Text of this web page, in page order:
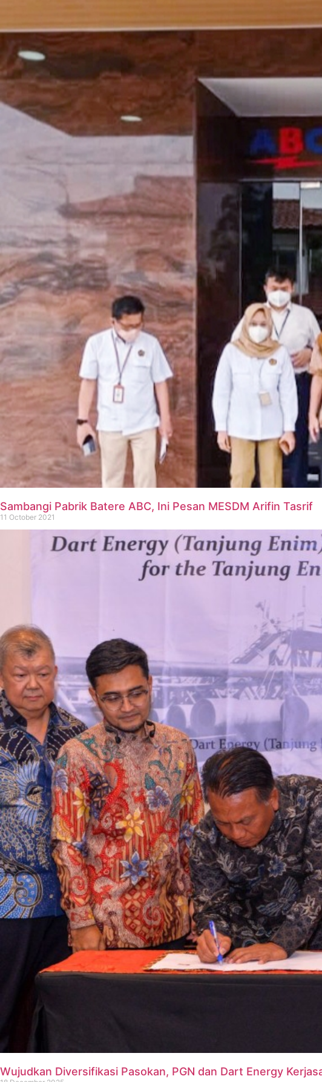
Sambangi Pabrik Batere ABC, Ini Pesan MESDM Arifin Tasrif
11 October 2021
Wujudkan Diversifikasi Pasokan, PGN dan Dart Energy